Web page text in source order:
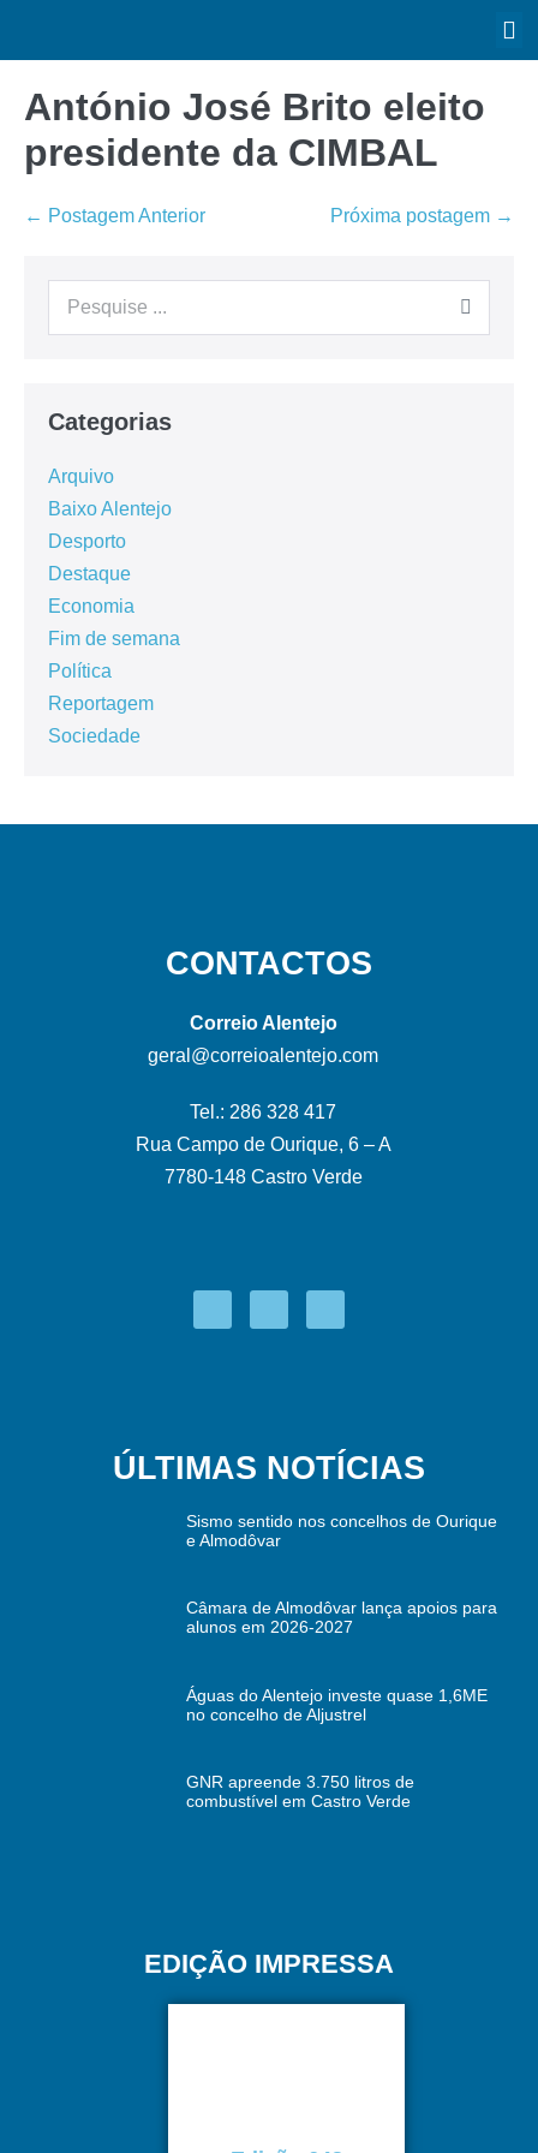
António José Brito eleito
presidente da CIMBAL
← Postagem Anterior Próxima postagem →
Categorias
Arquivo
Baixo Alentejo
Desporto
Destaque
Economia
Fim de semana
Política
Reportagem
Sociedade
CONTACTOS
Correio Alentejo
geral@correioalentejo.com
Tel.: 286 328 417
Rua Campo de Ourique, 6 – A
7780-148 Castro Verde
ÚLTIMAS NOTÍCIAS
Sismo sentido nos concelhos de Ourique
e Almodôvar
Câmara de Almodôvar lança apoios para
alunos em 2026-2027
Águas do Alentejo investe quase 1,6ME
no concelho de Aljustrel
GNR apreende 3.750 litros de
combustível em Castro Verde
EDIÇÃO IMPRESSA